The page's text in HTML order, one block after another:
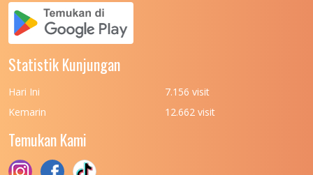
UNIVERSITAS PADJADJARAN
UNIVERSITAS PATTIMURA
(UPN) VETERAN JAKARTA
UNIVERSITAS PEMBANGUNAN NASIONAL
(UPN) VETERAN JAWA TIMUR
Statistik Kunjungan
Hari Ini
7.156 visit
Kemarin
12.662 visit
Temukan Kami